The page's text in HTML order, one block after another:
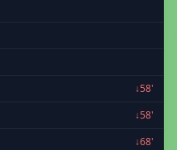
↓58'
↓58'
↓68'